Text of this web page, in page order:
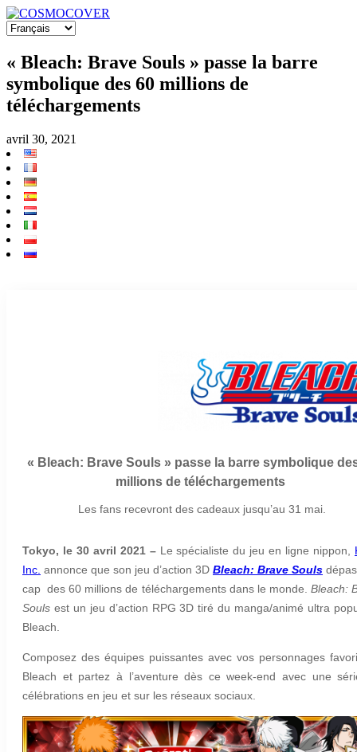
« Bleach: Brave Souls » passe la barre
symbolique des 60 millions de
téléchargements
avril 30, 2021
« Bleach: Brave Souls » passe la barre symbolique
millions de téléchargements
Les fans recevront des cadeaux jusqu’au 31 mai.
Tokyo, le 30 avril 2021 – Le spécialiste du jeu en ligne nippon,
Inc. annonce que son jeu d’action 3D Bleach: Brave Souls
cap des 60 millions de téléchargements dans le monde. Bleach:
Souls est un jeu d’action RPG 3D tiré du manga/animé ultra
Bleach.
Composez des équipes puissantes avec vos personnages
Bleach et partez à l’aventure dès ce week-end avec une
célébrations en jeu et sur les réseaux sociaux.